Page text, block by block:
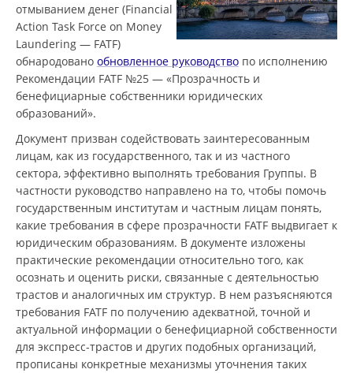
отмыванием денег (Financial
Action Task Force on Money
Laundering — FATF)
обнародовано обновленное руководство по исполнению
Рекомендации FATF №25 — «Прозрачность и
бенефициарные собственники юридических
образований».
Документ призван содействовать заинтересованным
лицам, как из государственного, так и из частного
сектора, эффективно выполнять требования Группы. В
частности руководство направлено на то, чтобы помочь
государственным институтам и частным лицам понять,
какие требования в сфере прозрачности FATF выдвигает к
юридическим образованиям. В документе изложены
практические рекомендации относительно того, как
осознать и оценить риски, связанные с деятельностью
трастов и аналогичных им структур. В нем разъясняются
требования FATF по получению адекватной, точной и
актуальной информации о бенефициарной собственности
для экспресс-трастов и других подобных организаций,
прописаны конкретные механизмы уточнения таких